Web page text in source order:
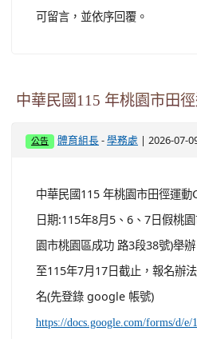
可留言，並依序回覆。
中華民國115 年桃園市田
公告 體育組長 -學務處 | 2026-07-
中華民國115 年桃園市田徑運
日期:115年8月5、6、7日假桃
園市桃園區成功 路3段38號)舉
至115年7月17日截止，報名辦
名(先登錄 google 帳號)
https://docs.google.com/forms/d/